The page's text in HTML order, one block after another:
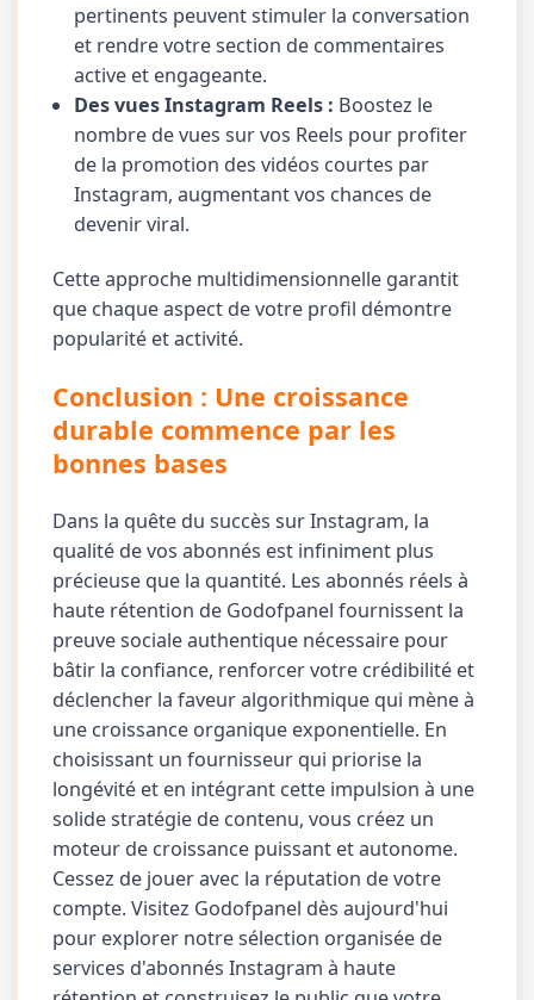
pertinents peuvent stimuler la conversation
et rendre votre section de commentaires
active et engageante.
Des vues Instagram Reels : Boostez le
nombre de vues sur vos Reels pour profiter
de la promotion des vidéos courtes par
Instagram, augmentant vos chances de
devenir viral.
Cette approche multidimensionnelle garantit
que chaque aspect de votre profil démontre
popularité et activité.
Conclusion : Une croissance
durable commence par les
bonnes bases
Dans la quête du succès sur Instagram, la
qualité de vos abonnés est infiniment plus
précieuse que la quantité. Les abonnés réels à
haute rétention de Godofpanel fournissent la
preuve sociale authentique nécessaire pour
bâtir la confiance, renforcer votre crédibilité et
déclencher la faveur algorithmique qui mène à
une croissance organique exponentielle. En
choisissant un fournisseur qui priorise la
longévité et en intégrant cette impulsion à une
solide stratégie de contenu, vous créez un
moteur de croissance puissant et autonome.
Cessez de jouer avec la réputation de votre
compte. Visitez Godofpanel dès aujourd'hui
pour explorer notre sélection organisée de
services d'abonnés Instagram à haute